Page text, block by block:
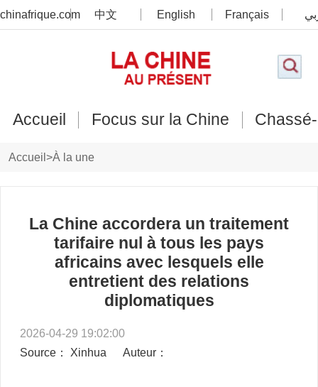
chinafrique.com 中文 English Français
Accueil Focus sur la Chine
Accueil >À la une
La Chine accordera un traitement
tarifaire nul à tous les pays
africains avec lesquels elle
entretient des relations
diplomatiques
2026-04-29 19:02:00
Source： Xinhua
Auteur：